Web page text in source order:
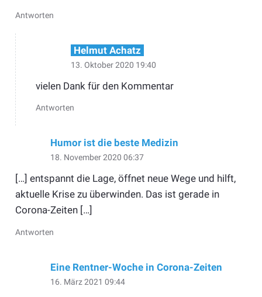
Antworten
Helmut Achatz
13. Oktober 2020 19:40
vielen Dank für den Kommentar
Antworten
Humor ist die beste Medizin
18. November 2020 06:37
[…] entspannt die Lage, öffnet neue Wege und hilft,
aktuelle Krise zu überwinden. Das ist gerade in
Corona-Zeiten […]
Antworten
Eine Rentner-Woche in Corona-Zeiten
16. März 2021 09:44